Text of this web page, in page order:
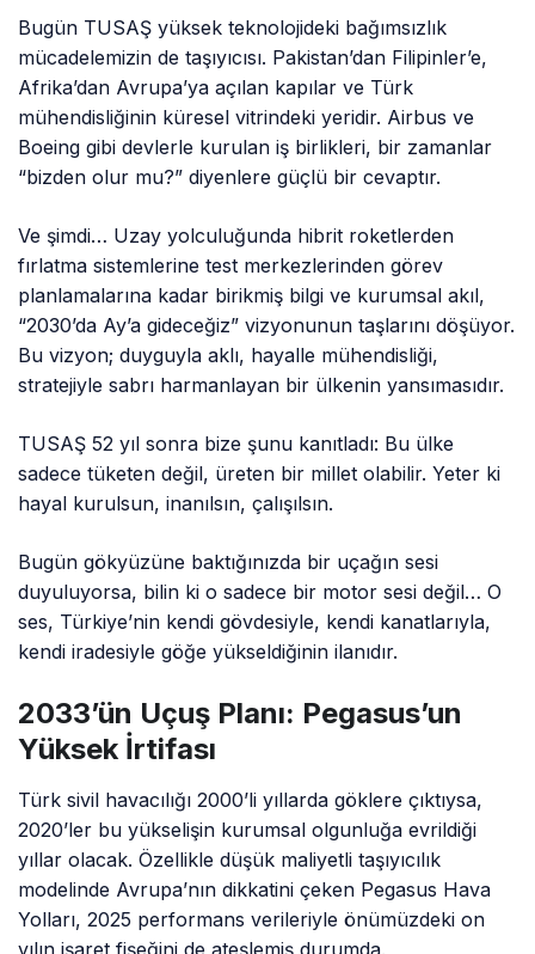
Bugün TUSAŞ yüksek teknolojideki bağımsızlık
mücadelemizin de taşıyıcısı. Pakistan’dan Filipinler’e,
Afrika’dan Avrupa’ya açılan kapılar ve Türk
mühendisliğinin küresel vitrindeki yeridir. Airbus ve
Boeing gibi devlerle kurulan iş birlikleri, bir zamanlar
“bizden olur mu?” diyenlere güçlü bir cevaptır.
Ve şimdi… Uzay yolculuğunda hibrit roketlerden
fırlatma sistemlerine test merkezlerinden görev
planlamalarına kadar birikmiş bilgi ve kurumsal akıl,
“2030’da Ay’a gideceğiz” vizyonunun taşlarını döşüyor.
Bu vizyon; duyguyla aklı, hayalle mühendisliği,
stratejiyle sabrı harmanlayan bir ülkenin yansımasıdır.
TUSAŞ 52 yıl sonra bize şunu kanıtladı: Bu ülke
sadece tüketen değil, üreten bir millet olabilir. Yeter ki
hayal kurulsun, inanılsın, çalışılsın.
Bugün gökyüzüne baktığınızda bir uçağın sesi
duyuluyorsa, bilin ki o sadece bir motor sesi değil… O
ses, Türkiye’nin kendi gövdesiyle, kendi kanatlarıyla,
kendi iradesiyle göğe yükseldiğinin ilanıdır.
2033’ün Uçuş Planı: Pegasus’un
Yüksek İrtifası
Türk sivil havacılığı 2000’li yıllarda göklere çıktıysa,
2020’ler bu yükselişin kurumsal olgunluğa evrildiği
yıllar olacak. Özellikle düşük maliyetli taşıyıcılık
modelinde Avrupa’nın dikkatini çeken Pegasus Hava
Yolları, 2025 performans verileriyle önümüzdeki on
yılın işaret fişeğini de ateşlemiş durumda.